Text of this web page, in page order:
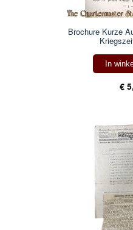
Brochure Kurze
In
€